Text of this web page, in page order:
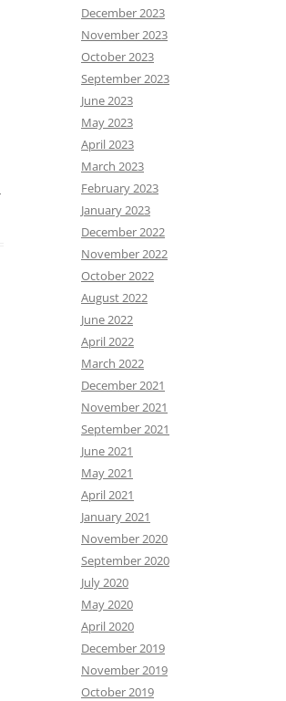
December 2023
November 2023
October 2023
September 2023
June 2023
May 2023
April 2023
March 2023
February 2023
January 2023
December 2022
November 2022
October 2022
August 2022
June 2022
April 2022
March 2022
December 2021
November 2021
September 2021
June 2021
May 2021
April 2021
January 2021
November 2020
September 2020
July 2020
May 2020
April 2020
December 2019
November 2019
October 2019